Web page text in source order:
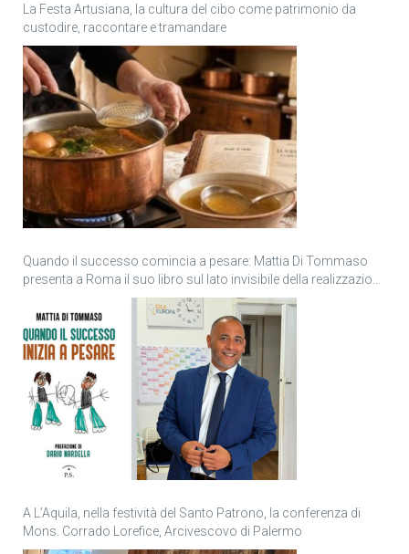
La Festa Artusiana, la cultura del cibo come patrimonio da
custodire, raccontare e tramandare
Quando il successo comincia a pesare: Mattia Di Tommaso
presenta a Roma il suo libro sul lato invisibile della realizzazione
A L’Aquila, nella festività del Santo Patrono, la conferenza di
Mons. Corrado Lorefice, Arcivescovo di Palermo